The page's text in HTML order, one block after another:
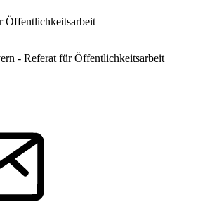
Öffentlichkeitsarbeit
- Referat für Öffentlichkeitsarbeit